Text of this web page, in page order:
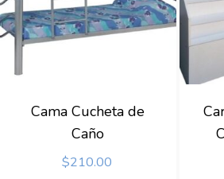
Cama Cucheta de
Caño
$210.00